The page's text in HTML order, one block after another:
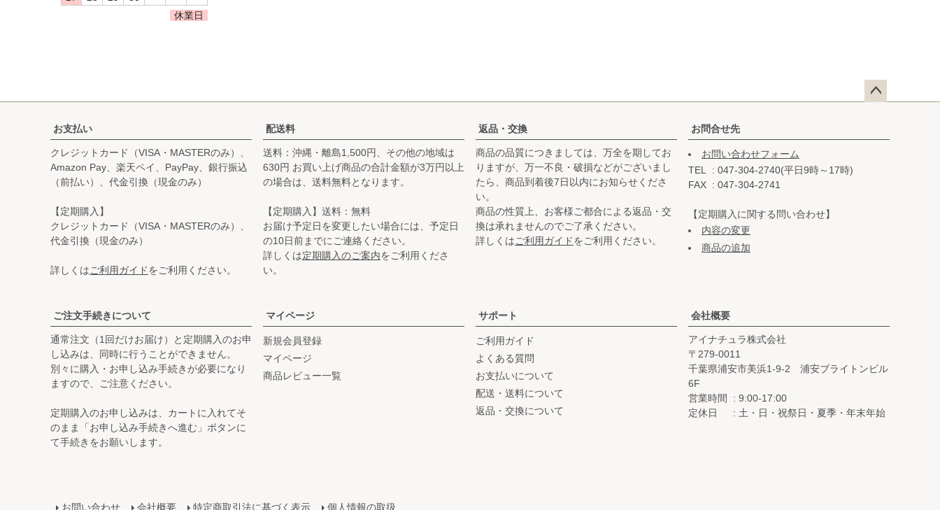
休業日
ップ
お支払い
クレジットカード（VISA・MASTERのみ）、
Amazon Pay、楽天ペイ、PayPay、銀行振込
（前払い）、代金引換（現金のみ）
【定期購入】
クレジットカード（VISA・MASTERのみ）、
代金引換（現金のみ）
詳しくはご利用ガイドをご利用ください。
配送料
送料：沖縄・離島1,500円、その他の地域は
630円 お買い上げ商品の合計金額が3万円以上
の場合は、送料無料となります。
【定期購入】送料：無料
お届け予定日を変更したい場合には、予定日
の10日前までにご連絡ください。
詳しくは定期購入のご案内をご利用くださ
い。
返品・交換
商品の品質につきましては、万全を期してお
りますが、万一不良・破損などがございまし
たら、商品到着後7日以内にお知らせくださ
い。
商品の性質上、お客様ご都合による返品・交
換は承れませんのでご了承ください。
詳しくはご利用ガイドをご利用ください。
お問合せ先
お問い合わせフォーム
TEL
047-304-2740(平日9時～17時)
FAX
047-304-2741
【定期購入に関する問い合わせ】
内容の変更
商品の追加
ご注文手続きについて
通常注文（1回だけお届け）と定期購入のお申
し込みは、同時に行うことができません。
別々に購入・お申し込み手続きが必要になり
ますので、ご注意ください。
定期購入のお申し込みは、カートに入れてそ
のまま「お申し込み手続きへ進む」ボタンに
て手続きをお願いします。
マイページ
新規会員登録
マイページ
商品レビュー一覧
サポート
ご利用ガイド
よくある質問
お支払いについて
配送・送料について
返品・交換について
会社概要
アイナチュラ株式会社
279-0011
千葉県浦安市美浜1-9-2 浦安ブライトンビル
6F
営業時間
9:00-17:00
定休日
土・日・祝祭日・夏季・年末年始
お問い合わせ 会社概要 特定商取引法に基づく表示 個人情報の取扱